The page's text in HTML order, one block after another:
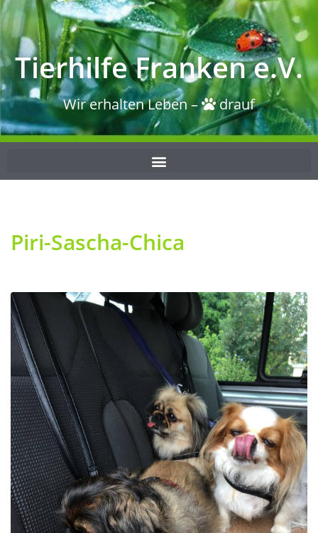
Tierhilfe Franken e.V.
Wir erhalten Leben – drauf
Piri-Sascha-Chica